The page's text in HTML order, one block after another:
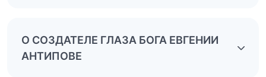
О СОЗДАТЕЛЕ ГЛАЗА БОГА ЕВГЕНИИ
АНТИПОВЕ